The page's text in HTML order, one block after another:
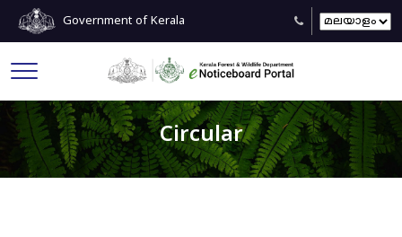
Government of Kerala
Circular